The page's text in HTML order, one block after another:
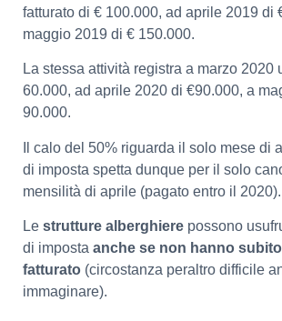
fatturato di € 100.000, ad aprile 2019 di
maggio 2019 di € 150.000.
La stessa attività registra a marzo 2020
60.000, ad aprile 2020 di €90.000, a
90.000.
Il calo del 50% riguarda il solo mese di
di imposta spetta dunque per il solo
mensilità di aprile (pagato entro il 2020).
Le strutture alberghiere possono
di imposta anche se non hanno
fatturato (circostanza peraltro difficile
immaginare).